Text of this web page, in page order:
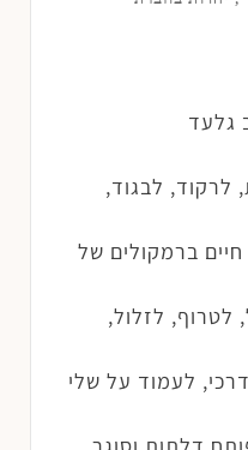
גלעד
לרקוד, לבגוד,
ברמקולים של
לטרוף, לזלול,
לעמוד על שלי